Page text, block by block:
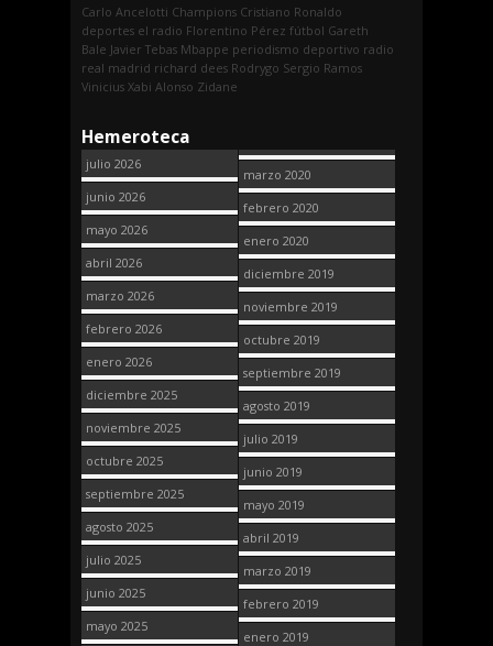
Carlo Ancelotti Champions Cristiano Ronaldo
deportes el radio Florentino Pérez fútbol Gareth
Bale Javier Tebas Mbappe periodismo deportivo radio
real madrid richard dees Rodrygo Sergio Ramos
Vinicius Xabi Alonso Zidane
Hemeroteca
julio 2026
junio 2026
mayo 2026
abril 2026
marzo 2026
febrero 2026
enero 2026
diciembre 2025
noviembre 2025
octubre 2025
septiembre 2025
agosto 2025
julio 2025
junio 2025
mayo 2025
marzo 2020
febrero 2020
enero 2020
diciembre 2019
noviembre 2019
octubre 2019
septiembre 2019
agosto 2019
julio 2019
junio 2019
mayo 2019
abril 2019
marzo 2019
febrero 2019
enero 2019